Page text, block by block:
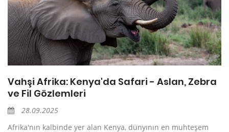
Vahşi Afrika: Kenya'da Safari - Aslan, Zebra
ve Fil Gözlemleri
28.09.2025
Afrika'nın kalbinde yer alan Kenya, dünyının en muhteşem